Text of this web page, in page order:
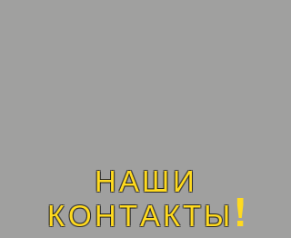
НАШИ
КОНТАКТЫ !